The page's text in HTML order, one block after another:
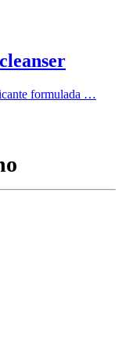
formulada …